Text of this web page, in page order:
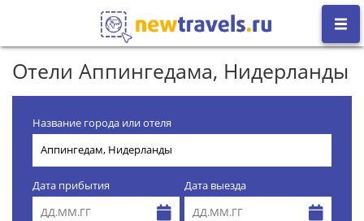
Отели Аппингедама, Нидерланды
Название города или отеля
Дата прибытия Дата выезда